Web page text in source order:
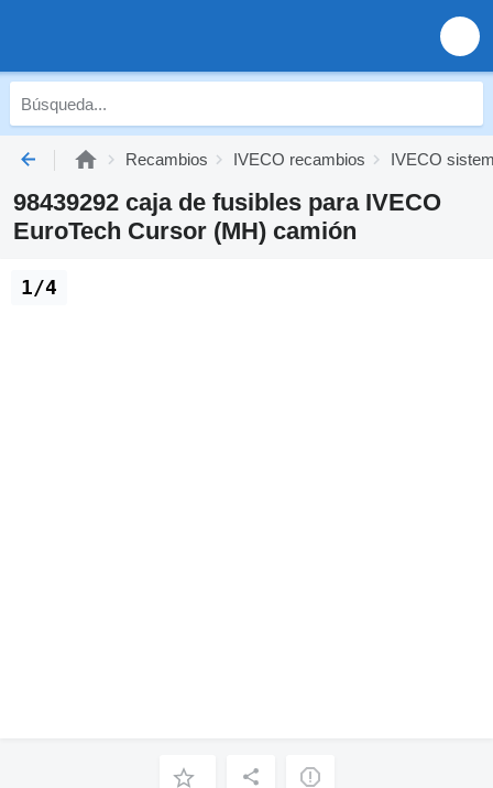
Recambios IVECO recambios IVECO
98439292 caja de fusibles para IVECO
EuroTech Cursor (MH) camión
1/4